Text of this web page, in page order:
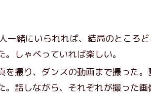
一緒にいられれば、結局のところ
しゃべっていれば楽しい。
撮り、ダンスの動画まで撮った
。話しながら、それぞれが撮った